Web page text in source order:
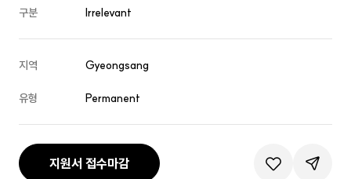
구분 Irrelevant
지역 Gyeongsang
유형 Permanent
지원서 접수마감 관심공고등록
공유하